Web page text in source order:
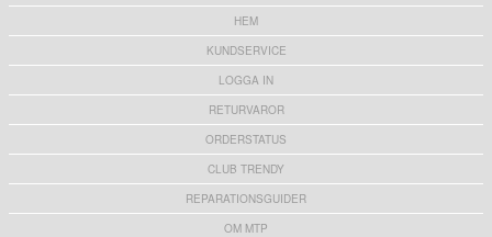
HEM
KUNDSERVICE
LOGGA IN
RETURVAROR
ORDERSTATUS
CLUB TRENDY
REPARATIONSGUIDER
OM MTP